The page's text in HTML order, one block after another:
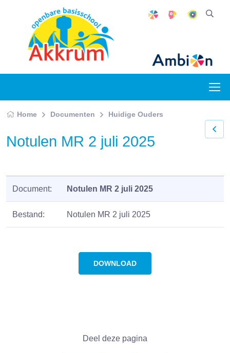
Home Documenten Huidige Ouders
Notulen MR 2 juli 2025
Document: Notulen MR 2 juli 2025
Bestand: Notulen MR 2 juli 2025
DOWNLOAD
Deel deze pagina